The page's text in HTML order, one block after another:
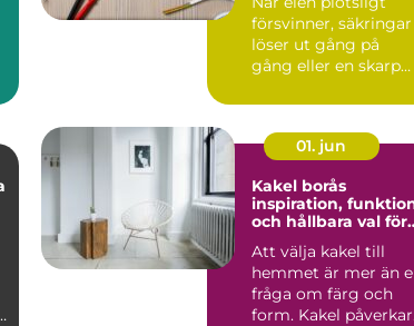
försvinner, säkringar
löser ut gång på
gång eller en skarp
sig...
01. jun
Kakel borås
inspiration,
och hållbara val för
Att välja kakel till
hemmet är mer än
fråga om färg och
form. Kakel påverkar